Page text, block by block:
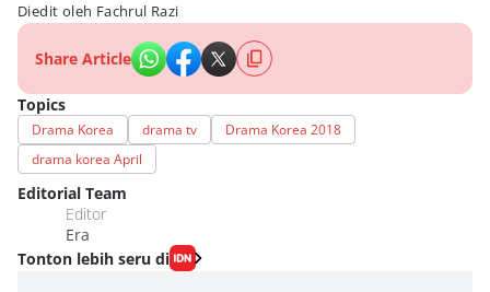
Diedit oleh Fachrul Razi
Share Article
Topics
Drama Korea drama tv
Drama Korea 2018
drama korea April
Editorial Team
Editor
Era
Tonton lebih seru di